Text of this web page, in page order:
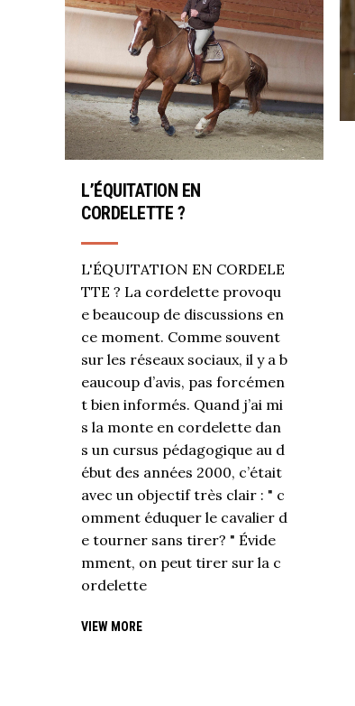
L’ÉQUITATION EN
CORDELETTE ?
L'ÉQUITATION EN CORDELE
TTE ? La cordelette provoqu
e beaucoup de discussions en
ce moment. Comme souvent
sur les réseaux sociaux, il y a b
eaucoup d’avis, pas forcémen
t bien informés. Quand j’ai mi
s la monte en cordelette dan
s un cursus pédagogique au d
ébut des années 2000, c’était
avec un objectif très clair : " c
omment éduquer le cavalier d
e tourner sans tirer? " Évide
mment, on peut tirer sur la c
ordelette
VIEW MORE